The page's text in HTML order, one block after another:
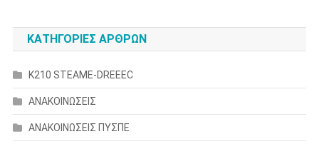
ΚΑΤΗΓΟΡΙΕΣ ΑΡΘΡΩΝ
K210 STEAME-DREEEC
ΑΝΑΚΟΙΝΩΣΕΙΣ
ΑΝΑΚΟΙΝΩΣΕΙΣ ΠΥΣΠΕ